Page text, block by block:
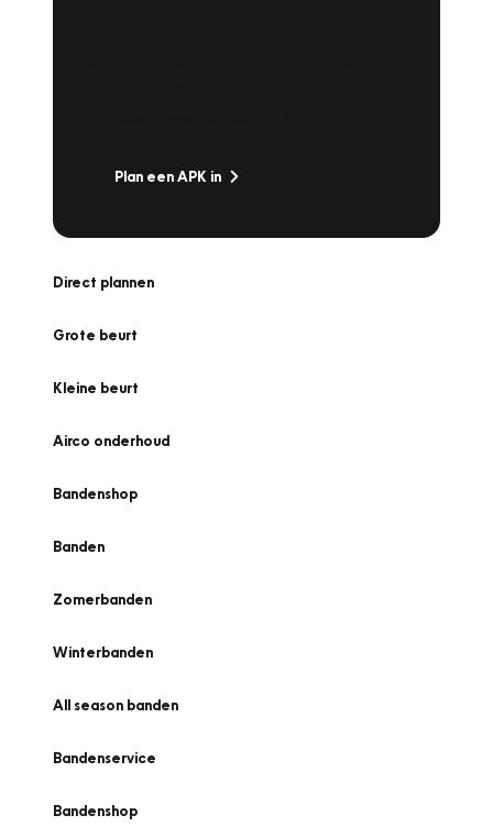
Plan een APK in
Direct plannen
Grote beurt
Kleine beurt
Airco onderhoud
Bandenshop
Banden
Zomerbanden
Winterbanden
All season banden
Bandenservice
Bandenshop